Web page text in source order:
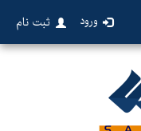
ورود ثبت نام